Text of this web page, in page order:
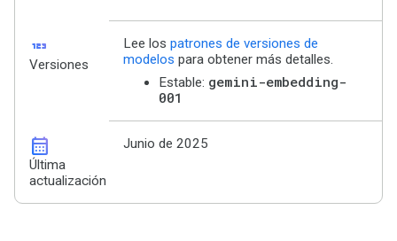
123
Versiones
Lee los patrones de versiones de
modelos para obtener más detalles.
Estable: gemini-embedding-
001
calendar_month
Última
actualización
Junio de 2025